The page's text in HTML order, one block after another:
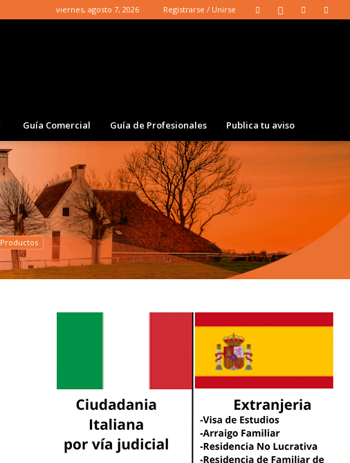
viernes, agosto 7, 2026 Registrarse / Unirse
Guía Comercial Guía de Profesionales Publica tu aviso
Productos